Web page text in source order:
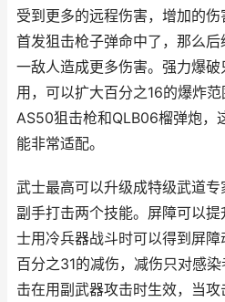
受到更多的远程伤害，增加的
首发狙击枪子弹命中了，那么
一敌人造成更多伤害。强力爆
用，可以扩大百分之16的爆炸
AS50狙击枪和QLB06榴弹炮，
能非常适配。
武士最高可以升级成特级武道
副手打击两个技能。屏障可以
士用冷兵器战斗时可以得到屏
百分之31的减伤，减伤只对感
击在用副武器攻击时生效，当